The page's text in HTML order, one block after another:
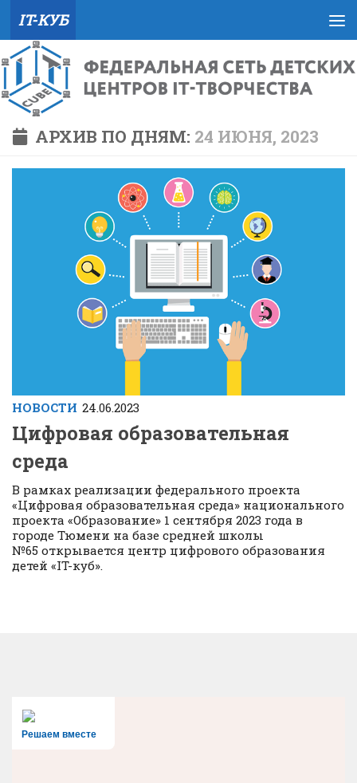
Skip to content
IT-КУБ
АРХИВ ПО ДНЯМ: 24 ИЮНЯ, 2023
НОВОСТИ 24.06.2023
Цифровая образовательная
среда
В рамках реализации федерального проекта
«Цифровая образовательная среда» национального
проекта «Образование» 1 сентября 2023 года в
городе Тюмени на базе средней школы
№65 открывается центр цифрового образования
детей «IT-куб».
Решаем вместе